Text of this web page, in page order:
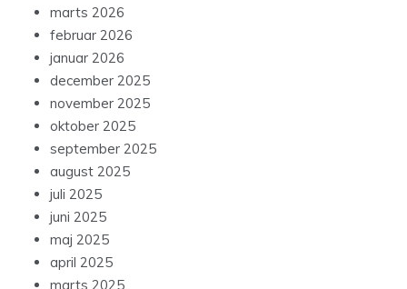
marts 2026
februar 2026
januar 2026
december 2025
november 2025
oktober 2025
september 2025
august 2025
juli 2025
juni 2025
maj 2025
april 2025
marts 2025